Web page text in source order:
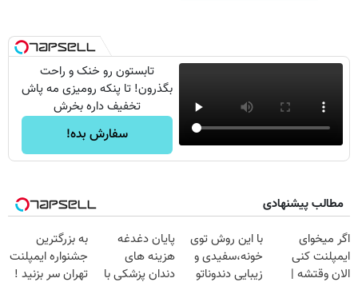
تابستون رو خنک و راحت
بگذرون! تا پنکه رومیزی مه پاش
تخفیف داره بخرش
سفارش بده!
مطالب پیشنهادی
اگر میخوای
ایمپلنت کنی
الان وقتشه |
با این روش توی
خونه،سفیدی و
زیبایی دندوناتو
پایان دغدغه
هزینه های
دندان پزشکی با
به بزرگترین
جشنواره ایمپلنت
تهران سر بزنید !